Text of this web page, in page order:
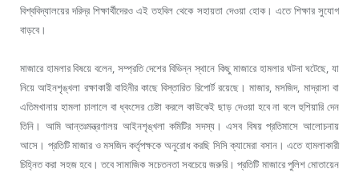
বিশ্ববিদ্যালয়ের দরিদ্র শিক্ষার্থীদেরও এই তহবিল থেকে সহায়তা দেওয়া হোক। এতে শিক্ষার সুযোগ
বাড়বে।
মাজারে হামলার বিষয়ে বলেন, সম্প্রতি দেশের বিভিন্ন স্থানে কিছু মাজারে হামলার ঘটনা ঘটেছে, যা
নিয়ে আইনশৃঙ্খলা রক্ষাকারী বাহিনীর কাছে বিস্তারিত রিপোর্ট রয়েছে। মাজার, মসজিদ, মাদ্রাসা বা
এতিমখানায় হামলা চালালে বা ধ্বংসের চেষ্টা করলে কাউকেই ছাড় দেওয়া হবে না বলে হুশিয়ারি দেন
তিনি। আমি আন্তঃমন্ত্রণালয় আইনশৃঙ্খলা কমিটির সদস্য। এসব বিষয় প্রতিমাসে আলোচনায়
আসে। প্রতিটি মাজার ও মসজিদ কর্তৃপক্ষকে অনুরোধ করছি সিসি ক্যামেরা বসান। এতে হামলাকারী
চিহ্নিত করা সহজ হবে। তবে সামাজিক সচেতনতা সবচেয়ে জরুরি। প্রতিটি মাজারে পুলিশ মোতায়েন